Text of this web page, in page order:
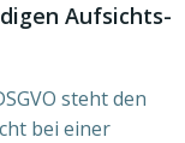
Aufsichts­
steht den
bei einer